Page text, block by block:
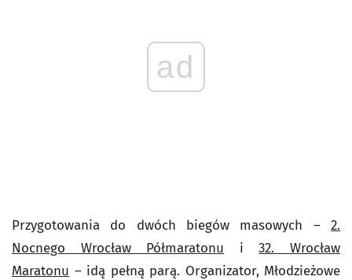
ad
Przygotowania do dwóch biegów masowych – 2.
Nocnego Wrocław Półmaratonu i32. Wrocław
Maratonu – idą pełną parą. Organizator, Młodzieżowe